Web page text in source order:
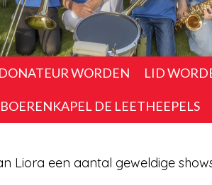
DONATEUR WORDEN LID
BOERENKAPEL DE LEETHEEPELS
Liora een aantal geweldige